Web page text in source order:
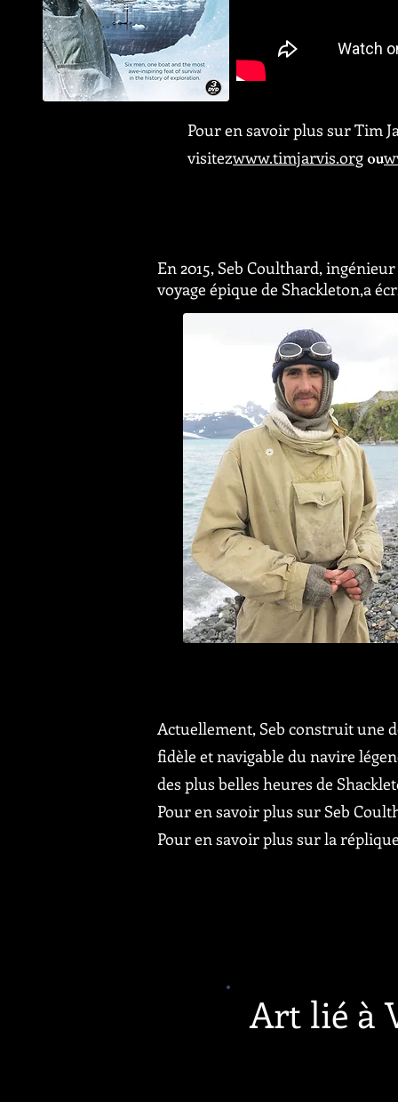
Pour en savoir plus sur Tim
visitezwww.timjarvis.org ou
En 2015, Seb Coulthard,
voyage épique de Shackleton,a
Actuellement, Seb construit une
fidèle et navigable du navire
des plus belles heures de
Pour en savoir plus sur Seb
Pour en savoir plus sur la
Art lié à